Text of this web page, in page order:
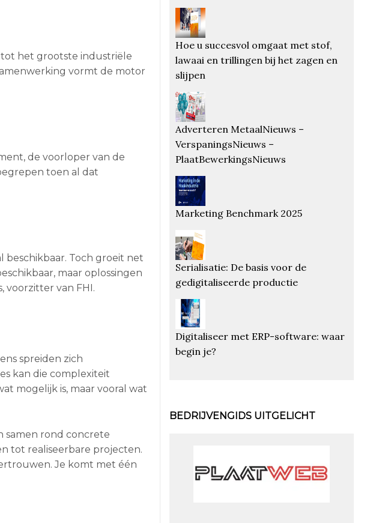
tot het grootste industriële
vormt de motor
de voorloper van de
toen al dat
beschikbaar. Toch groeit net
maar oplossingen
voorzitter van FHI.
spreiden zich
kan die complexiteit
mogelijk is, maar vooral wat
samen rond concrete
tot realiseerbare projecten.
Je komt met één
Hoe u succesvol omgaat met stof,
lawaai en trillingen bij het zagen en
slijpen
Adverteren MetaalNieuws –
VerspaningsNieuws –
PlaatBewerkingsNieuws
Marketing Benchmark 2025
Serialisatie: De basis voor de
gedigitaliseerde productie
Digitaliseer met ERP-software: waar
begin je?
BEDRIJVENGIDS UITGELICHT